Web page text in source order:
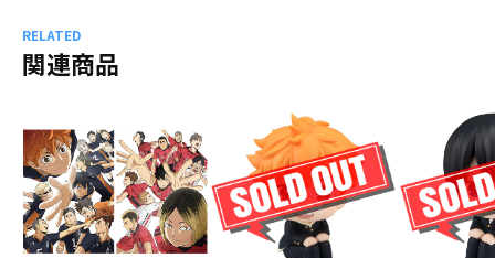
RELATED
関連商品